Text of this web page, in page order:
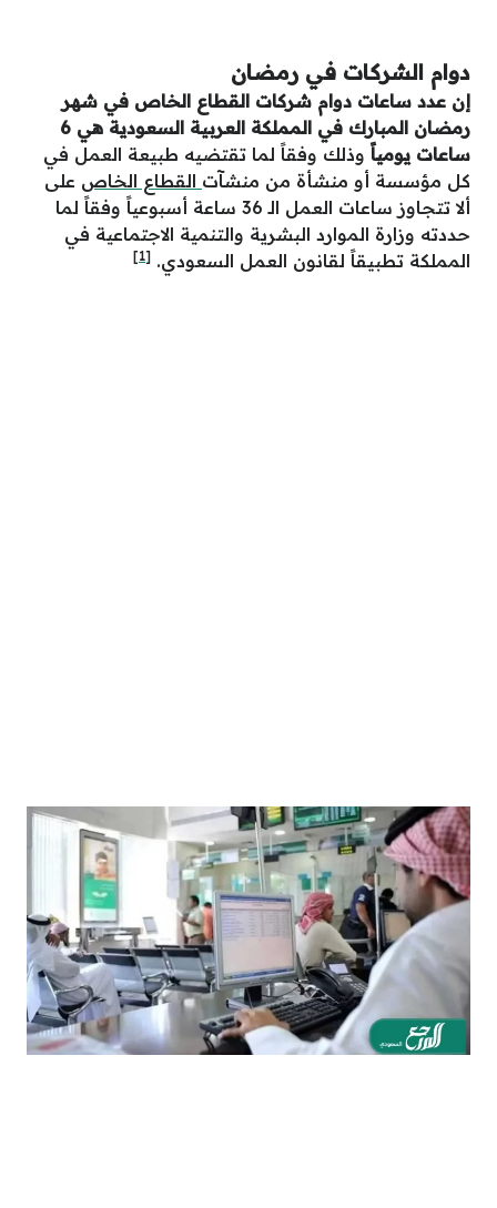
دوام الشركات في رمضان
إن عدد ساعات دوام شركات القطاع الخاص في شهر
رمضان المبارك في المملكة العربية السعودية هي 6
ساعات يومياً وذلك وفقاً لما تقتضيه طبيعة العمل في
كل مؤسسة أو منشأة من منشآت القطاع الخاص على
ألا تتجاوز ساعات العمل الـ 36 ساعة أسبوعياً وفقاً لما
حددته وزارة الموارد البشرية والتنمية الاجتماعية في
المملكة تطبيقاً لقانون العمل السعودي. [1]